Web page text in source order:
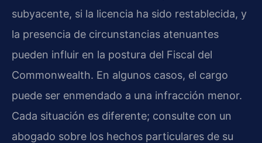
subyacente, si la licencia ha sido restablecida, y
la presencia de circunstancias atenuantes
pueden influir en la postura del Fiscal del
Commonwealth. En algunos casos, el cargo
puede ser enmendado a una infracción menor.
Cada situación es diferente; consulte con un
abogado sobre los hechos particulares de su